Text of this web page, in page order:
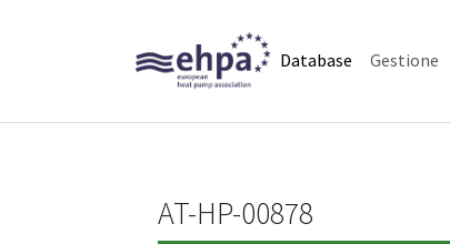
Database(current)
Gestione
AT-HP-00878